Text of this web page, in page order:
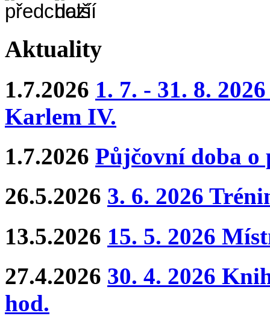
Aktuality
1.7.2026 1. 7. - 31. 8.
Karlem IV.
1.7.2026 Půjčovní doba o
26.5.2026 3. 6. 2026
13.5.2026 15. 5. 2026
27.4.2026 30. 4. 2026
hod.